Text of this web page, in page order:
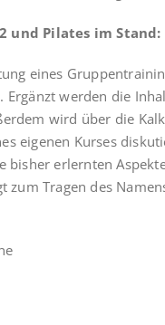
und Pilates im Stand:
eines
Ergänzt werden die
wird über die
eigenen Kurses
bisher erlernten
zum Tragen des